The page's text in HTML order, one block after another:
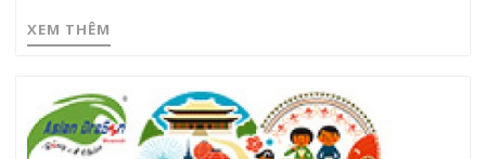
XEM THÊM